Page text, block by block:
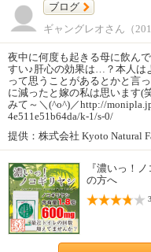
ブログ
ギャングレオさん（
夜中に何度も起きる母に飲ん
すい♪肝心の効果は…？本人は
って思うことがあるとかと言
に減ったと嫁の私は思います(
みて～＼(^o^)／http://
4e511e51b64da/k-1/s-0/
提供：株式会社 Kyoto Natural
『濃いっ！
の方へ